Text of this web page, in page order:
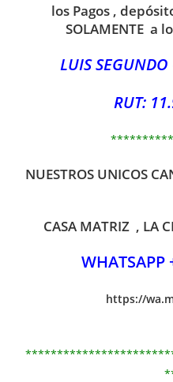
los Pagos ,
SOLAMENTE a
LUIS
RUT:
NUESTROS UNICOS
CASA MATRIZ , LA
WHATSAPP
https://